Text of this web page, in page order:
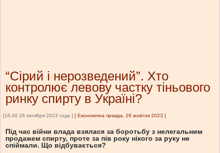
“Сірий і нерозведений”. Хто
контролює левову частку тіньового
ринку спирту в Україні?
[16:40 26 октября 2023 года ] [ Економічна правда, 26 жовтня 2023 ]
Під час війни влада взялася за боротьбу з нелегальним
продажем спирту, проте за пів року нікого за руку не
спіймали. Що відбувається?